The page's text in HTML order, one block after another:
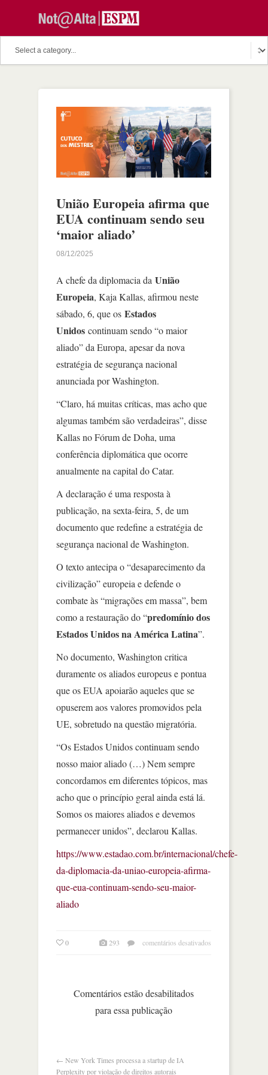
União Europeia afirma que
EUA continuam sendo seu
‘maior aliado’
08/12/2025
A chefe da diplomacia da União
Europeia, Kaja Kallas, afirmou neste
sábado, 6, que os Estados
Unidos continuam sendo “o maior
aliado” da Europa, apesar da nova
estratégia de segurança nacional
anunciada por Washington.
“Claro, há muitas críticas, mas acho que
algumas também são verdadeiras”, disse
Kallas no Fórum de Doha, uma
conferência diplomática que ocorre
anualmente na capital do Catar.
A declaração é uma resposta à
publicação, na sexta-feira, 5, de um
documento que redefine a estratégia de
segurança nacional de Washington.
O texto antecipa o “desaparecimento da
civilização” europeia e defende o
combate às “migrações em massa”, bem
como a restauração do “predomínio dos
Estados Unidos na América Latina”.
No documento, Washington critica
duramente os aliados europeus e pontua
que os EUA apoiarão aqueles que se
opuserem aos valores promovidos pela
UE, sobretudo na questão migratória.
“Os Estados Unidos continuam sendo
nosso maior aliado (…) Nem sempre
concordamos em diferentes tópicos, mas
acho que o princípio geral ainda está lá.
Somos os maiores aliados e devemos
permanecer unidos”, declarou Kallas.
https://www.estadao.com.br/internacional/chefe-
da-diplomacia-da-uniao-europeia-afirma-
que-eua-continuam-sendo-seu-maior-
aliado
0 293 comentários desativados
Comentários estão desabilitados
para essa publicação
← New York Times processa a startup de IA
Perplexity por violação de direitos autorais